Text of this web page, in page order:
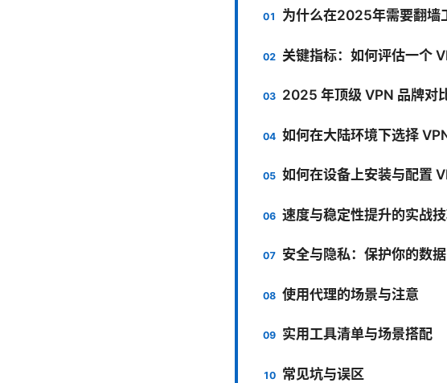
为什么在2025年需要翻墙
关键指标：如何评估一个
2025 年顶级 VPN 品牌对
如何在大陆环境下选择
如何在设备上安装与配置
速度与稳定性提升的实战
安全与隐私：保护你的数据
使用代理的场景与注意
实用工具清单与场景搭配
常见坑与误区